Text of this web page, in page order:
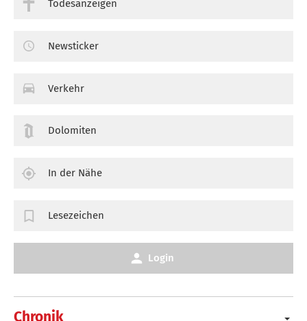
Chronik
Todesanzeigen
Newsticker
Verkehr
Dolomiten
In der Nähe
Lesezeichen
Login